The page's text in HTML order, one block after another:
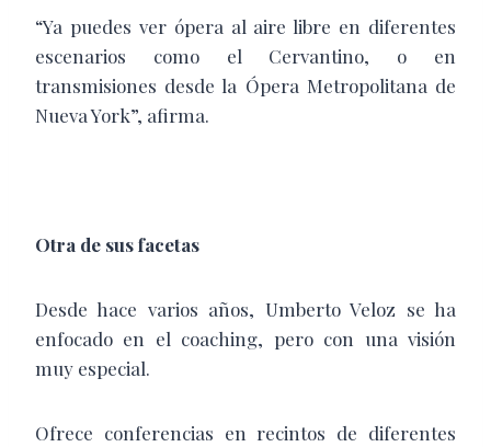
“Ya puedes ver ópera al aire libre en diferentes
escenarios como el Cervantino, o en
transmisiones desde la Ópera Metropolitana de
Nueva York”, afirma.
Otra de sus facetas
Desde hace varios años, Umberto Veloz se ha
enfocado en el coaching, pero con una visión
muy especial.
Ofrece conferencias en recintos de diferentes